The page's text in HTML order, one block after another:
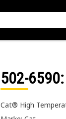
502-6590
Cat® High